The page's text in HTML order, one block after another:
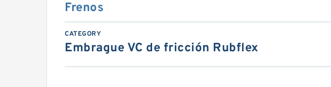
Frenos
CATEGORY
Embrague VC de fricción Rubflex